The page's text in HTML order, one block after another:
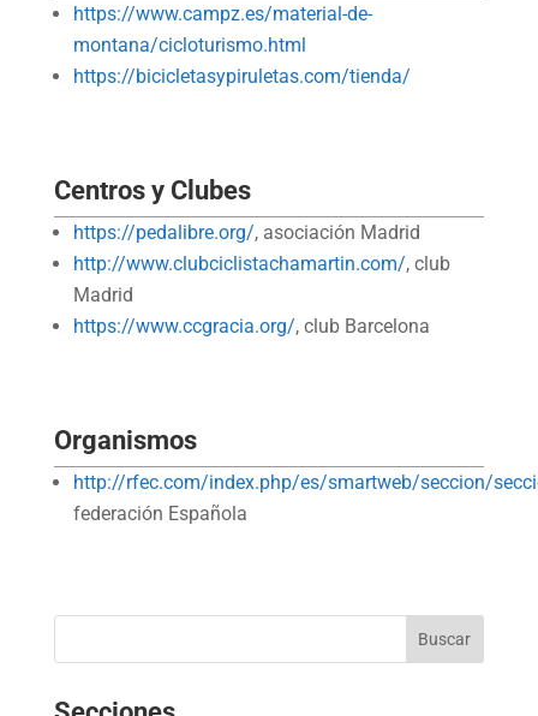
https://www.campz.es/material-de-
montana/cicloturismo.html
https://bicicletasypiruletas.com/tienda/
Centros y Clubes
https://pedalibre.org/, asociación Madrid
http://www.clubciclistachamartin.com/, club
Madrid
https://www.ccgracia.org/, club Barcelona
Organismos
http://rfec.com/index.php/es/smartweb/seccion/
federación Española